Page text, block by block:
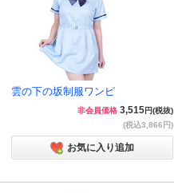
雲の下の坂制服ワンピ
非会員価格 3,515円(税抜)
(税込3,866円)
お気に入り追加